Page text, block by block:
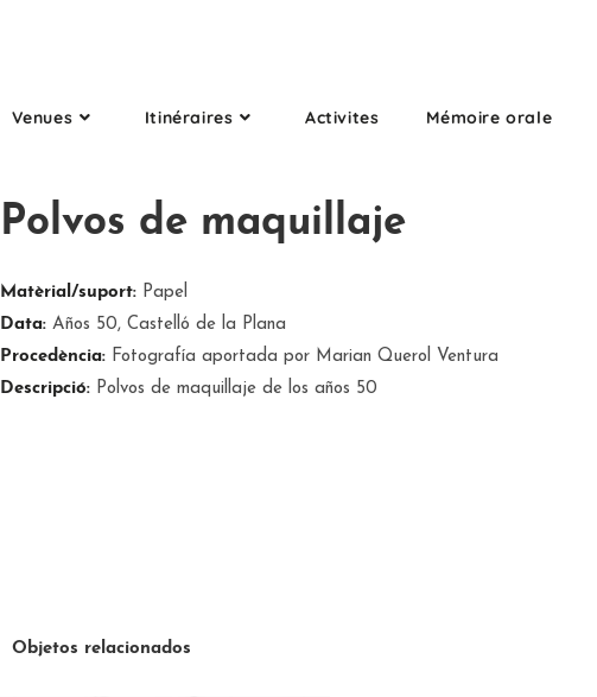
Venues Itinéraires Activites Mémoire orale
Polvos de maquillaje
Matèrial/suport: Papel
Data: Años 50, Castelló de la Plana
Procedència: Fotografía aportada por Marian Querol Ventura
Descripció: Polvos de maquillaje de los años 50
Objetos relacionados